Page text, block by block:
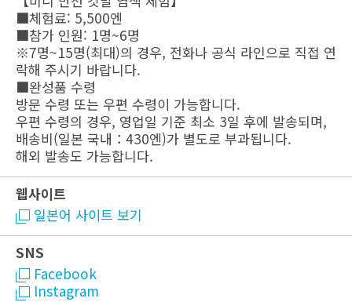
■체험료: 5,500엔
■참가 인원: 1명~6명
※7명~15명(최대)의 경우, 전화나 공식 라인으로 직접 연
락해 주시기 바랍니다.
■완성품 수령
방문 수령 또는 우편 수령이 가능합니다.
우편 수령의 경우, 영업일 기준 최소 3일 후에 발송되며,
배송비(일본 국내：430엔)가 별도로 부과됩니다.
해외 발송도 가능합니다.
웹사이트
일본어 사이트 보기
SNS
Facebook
Instagram